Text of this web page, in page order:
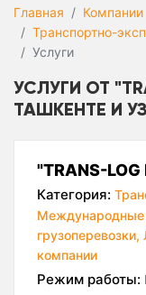
Главная
Компании
Транспортно-
Услуги
УСЛУГИ ОТ
ТАШКЕНТЕ И
"TRANS-
Категория:
Международные
грузоперевозки,
компании
Режим работы: